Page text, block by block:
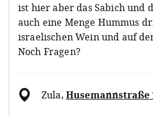
ist hier aber das Sabich und
auch eine Menge Hummus
israelischen Wein und auf
Noch Fragen?
Zula, Husemannstraße